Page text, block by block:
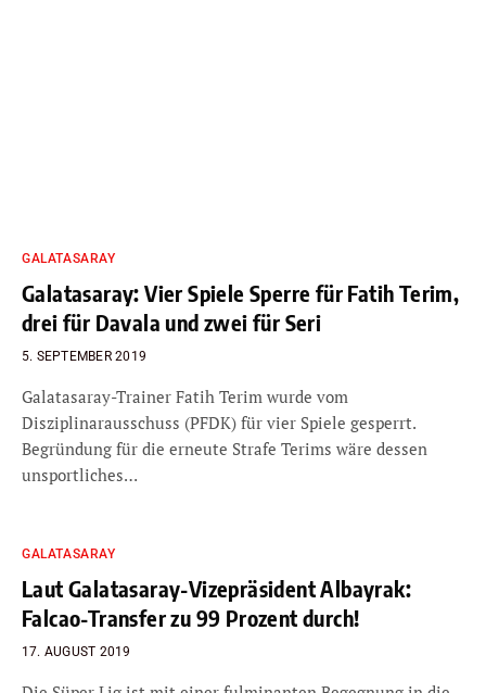
GALATASARAY
Galatasaray: Vier Spiele Sperre für Fatih Terim,
drei für Davala und zwei für Seri
5. SEPTEMBER 2019
Galatasaray-Trainer Fatih Terim wurde vom
Disziplinarausschuss (PFDK) für vier Spiele gesperrt.
Begründung für die erneute Strafe Terims wäre dessen
unsportliches…
GALATASARAY
Laut Galatasaray-Vizepräsident Albayrak:
Falcao-Transfer zu 99 Prozent durch!
17. AUGUST 2019